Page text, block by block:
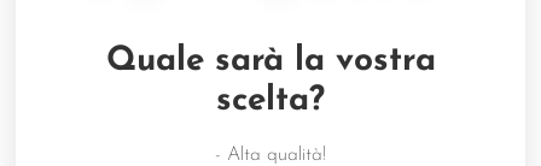
Quale sarà la vostra
scelta?
- Alta qualità!